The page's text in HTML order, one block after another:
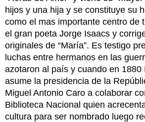
hijos y una hija y se constituye su
como el mas importante centro de
el gran poeta Jorge Isaacs y
originales de “María”. Es testigo
luchas entre hermanos en las
azotaron al país y cuando en 1880
asume la presidencia de la
Miguel Antonio Caro a colaborar
Biblioteca Nacional quien
cultura para ser nombrado luego